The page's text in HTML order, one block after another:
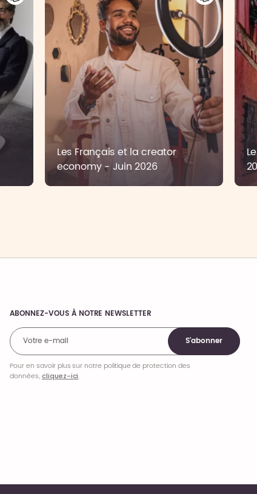
Les Français et la creator
economy - Juin 2026
Comments
ABONNEZ-VOUS À NOTRE NEWSLETTER
S'abonner
Pour en savoir plus sur notre politique de protection des
données,cliquez-ici.